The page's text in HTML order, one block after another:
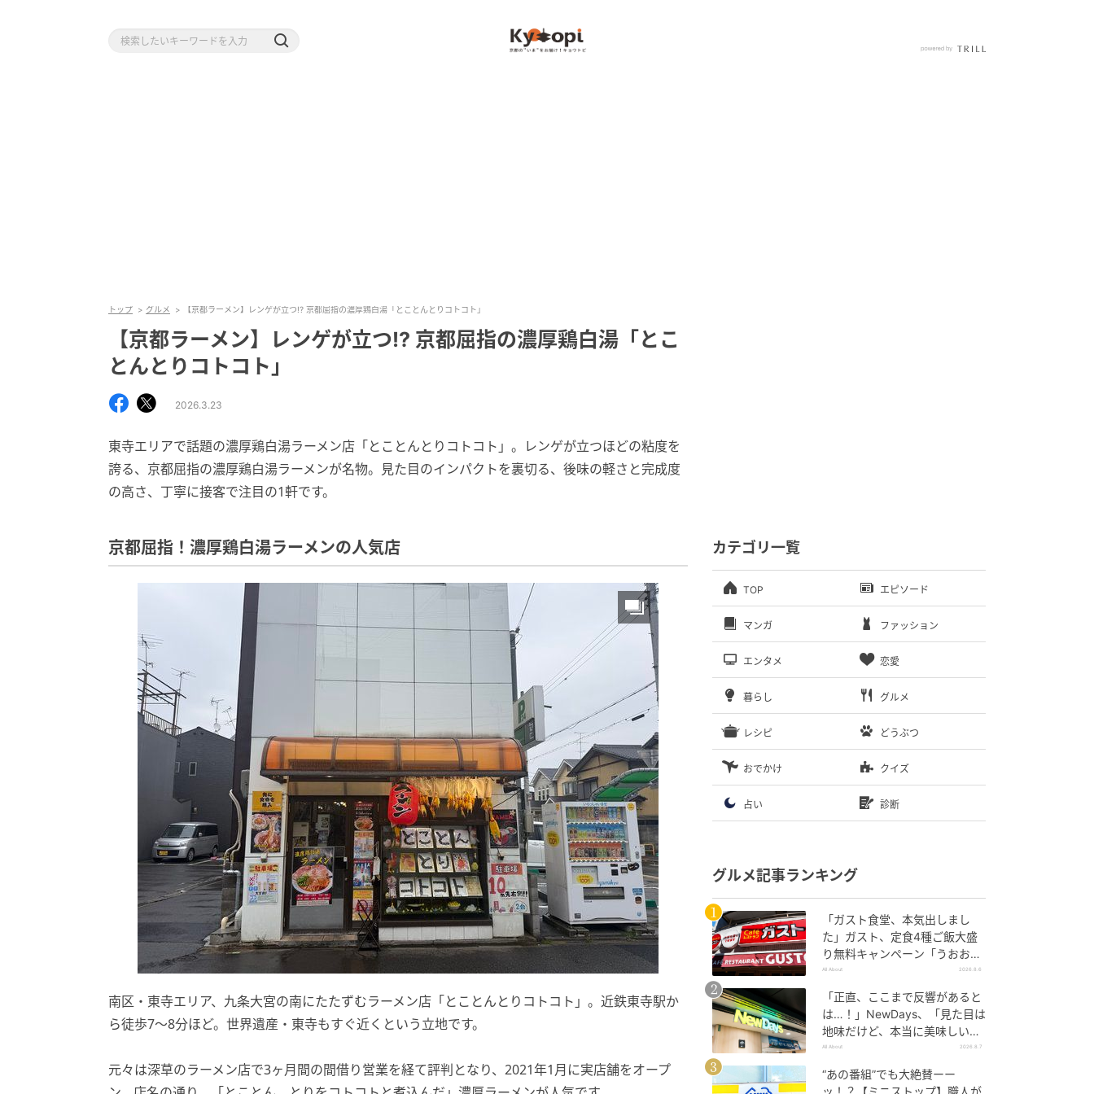
トップ グルメ 【京都ラーメン】レンゲが立つ!? 京都屈指の濃厚鶏白湯「とことんとりコトコト」
【京都ラーメン】レンゲが立つ!? 京都屈指の濃厚鶏白湯「とこ
とんとりコトコト」
2026.3.23
東寺エリアで話題の濃厚鶏白湯ラーメン店「とことんとりコトコト」。レンゲが立つほどの粘度を
誇る、京都屈指の濃厚鶏白湯ラーメンが名物。見た目のインパクトを裏切る、後味の軽さと完成度
の高さ、丁寧に接客で注目の1軒です。
京都屈指！濃厚鶏白湯ラーメンの人気店
南区・東寺エリア、九条大宮の南にたたずむラーメン店「とことんとりコトコト」。近鉄東寺駅か
ら徒歩7〜8分ほど。世界遺産・東寺もすぐ近くという立地です。
元々は深草のラーメン店で3ヶ月間の間借り営業を経て評判となり、2021年1月に実店舗をオープ
カテゴリ一覧
TOP エピソード
マンガ ファッション
エンタメ 恋愛
暮らし グルメ
レシピ どうぶつ
おでかけ クイズ
占い 診断
グルメ記事ランキング
「ガスト食堂、本気出しまし
た」ガスト、定食4種ご飯大盛
り無料キャンペーン「うおおお
おおうまそう」
All About 2026.8.6
「正直、ここまで反響があると
は…！」NewDays、「見た目は
地味だけど、本当に美味しい」
話題の弁当が再登場
All About 2026.8.7
“あの番組”でも大絶賛ーー
ッ！？【ミニストップ】職人が